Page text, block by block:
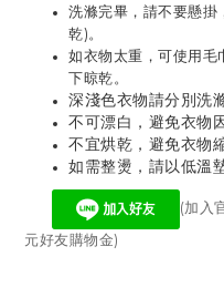
洗滌完畢，請不要懸掛
乾)。
如衣物太重，可使用毛
下晾乾。
深淺色衣物請分別洗
不可漂白，避免衣物
不宜烘乾，避免衣物
如需整燙，請以低溫
(加入
元好友購物金)